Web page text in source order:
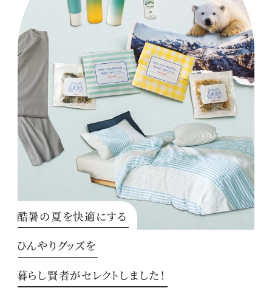
酷暑の夏を快適にする
ひんやりグッズを
暮らし賢者がセレクトしました！